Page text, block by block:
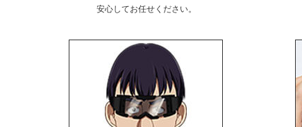
安心してお任せください。